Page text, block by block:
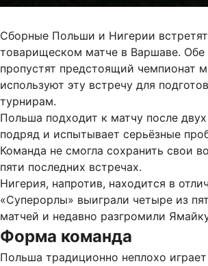
Сборные Польши и Нигерии
товарищеском матче в Варшаве.
пропустят предстоящий чемпионат
используют эту встречу для
турнирам.
Польша подходит к матчу после
подряд и испытывает серьёзные
Команда не смогла сохранить свои
пяти последних встречах.
Нигерия, напротив, находится в
«Суперорлы» выиграли четыре из
матчей и недавно разгромили
Форма команда
Польша традиционно неплохо